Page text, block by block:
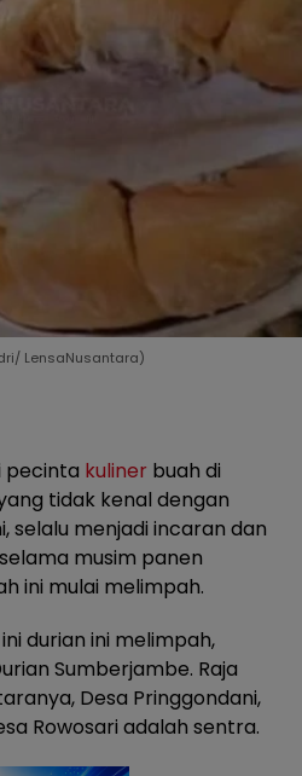
LensaNusantara)
pecinta kuliner buah di
tidak kenal dengan
selalu menjadi incaran dan
musim panen
ini mulai melimpah.
durian ini melimpah,
Sumberjambe. Raja
Desa Pringgondani,
Rowosari adalah sentra.